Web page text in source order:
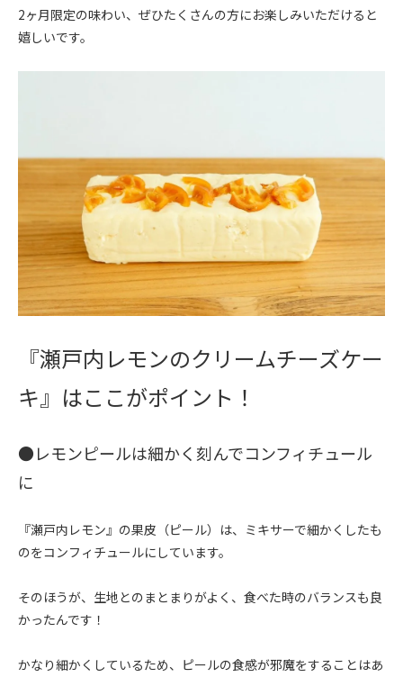
2ヶ月限定の味わい、ぜひたくさんの方にお楽しみいただけると
嬉しいです。
『瀬戸内レモンのクリームチーズケー
キ』はここがポイント！
●レモンピールは細かく刻んでコンフィチュール
に
『瀬戸内レモン』の果皮（ピール）は、ミキサーで細かくしたも
のをコンフィチュールにしています。
そのほうが、生地とのまとまりがよく、食べた時のバランスも良
かったんです！
かなり細かくしているため、ピールの食感が邪魔をすることはあ